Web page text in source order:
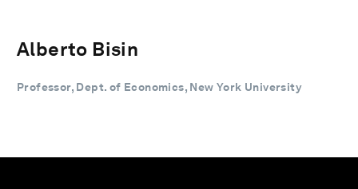
Alberto Bisin
Professor, Dept. of Economics, New York University